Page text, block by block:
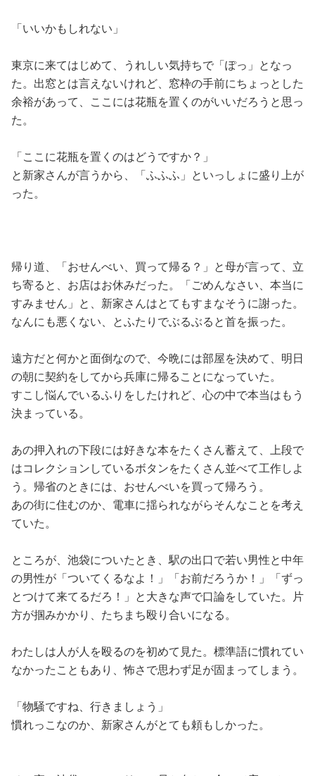
「いいかもしれない」
東京に来てはじめて、うれしい気持ちで「ぽっ」となっ
た。出窓とは言えないけれど、窓枠の手前にちょっとした
余裕があって、ここには花瓶を置くのがいいだろうと思っ
た。
「ここに花瓶を置くのはどうですか？」
と新家さんが言うから、「ふふふ」といっしょに盛り上が
った。
帰り道、「おせんべい、買って帰る？」と母が言って、立
ち寄ると、お店はお休みだった。「ごめんなさい、本当に
すみません」と、新家さんはとてもすまなそうに謝った。
なんにも悪くない、とふたりでぶるぶると首を振った。
遠方だと何かと面倒なので、今晩には部屋を決めて、明日
の朝に契約をしてから兵庫に帰ることになっていた。
すこし悩んでいるふりをしたけれど、心の中で本当はもう
決まっている。
あの押入れの下段には好きな本をたくさん蓄えて、上段で
はコレクションしているボタンをたくさん並べて工作しよ
う。帰省のときには、おせんべいを買って帰ろう。
あの街に住むのか、電車に揺られながらそんなことを考え
ていた。
ところが、池袋についたとき、駅の出口で若い男性と中年
の男性が「ついてくるなよ！」「お前だろうか！」「ずっ
とつけて来てるだろ！」と大きな声で口論をしていた。片
方が掴みかかり、たちまち殴り合いになる。
わたしは人が人を殴るのを初めて見た。標準語に慣れてい
なかったこともあり、怖さで思わず足が固まってしまう。
「物騒ですね、行きましょう」
慣れっこなのか、新家さんがとても頼もしかった。